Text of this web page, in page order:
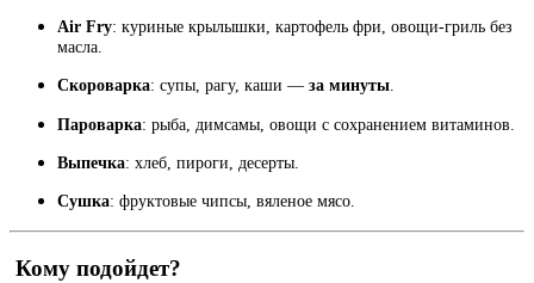
Air Fry: куриные крылышки, картофель фри, овощи-гриль без
масла.
Скороварка: супы, рагу, каши — за минуты
Пароварка: рыба, димсамы, овощи с сохранением витаминов.
Выпечка: хлеб, пироги, десерты.
Сушка: фруктовые чипсы, вяленое мясо.
Кому подойдет?